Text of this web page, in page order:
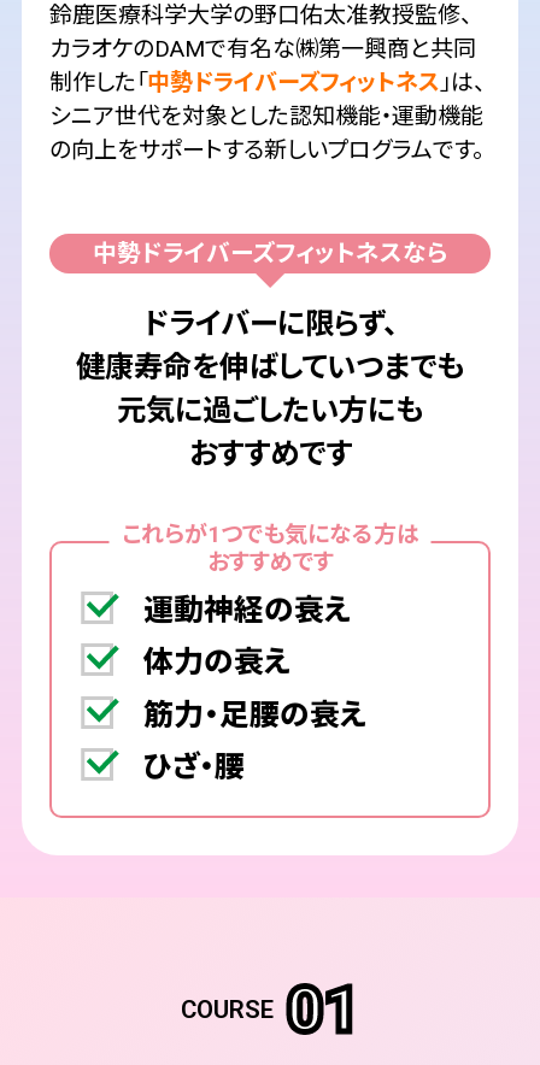
鈴鹿医療科学大学の野口佑太准教授監修、
カラオケのDAMで有名な㈱第一興商と共同
制作した「中勢ドライバーズフィットネス」は、
シニア世代を対象とした認知機能・運動機能
の向上をサポートする新しいプログラムです。
中勢ドライバーズフィットネスなら
ドライバーに限らず、
健康寿命を伸ばしていつまでも
元気に過ごしたい方にも
おすすめです
これらが1つでも気になる方は
おすすめです
運動神経の衰え
体力の衰え
筋力・足腰の衰え
ひざ・腰
COURSE 01